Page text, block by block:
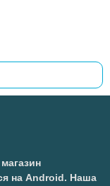
на Android. Наша